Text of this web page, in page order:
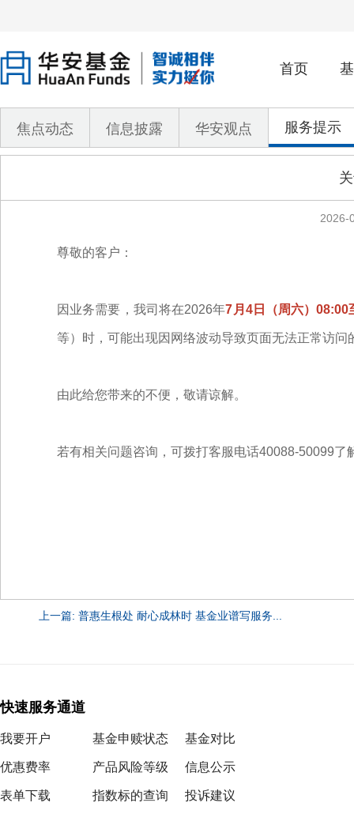
首页
焦点动态 信息披露 华安观点 服务提示
2026-
尊敬的客户：
因业务需要，我司将在2026年7月4日（周六）08:00
等）时，可能出现因网络波动导致页面无法正常访
由此给您带来的不便，敬请谅解。
若有相关问题咨询，可拨打客服电话40088-50099了
上一篇: 普惠生根处 耐心成林时 基金业谱写服务...
快速服务通道
我要开户
优惠费率
表单下载
基金申赎状态
产品风险等级
指数标的查询
基金对比
信息公示
投诉建议